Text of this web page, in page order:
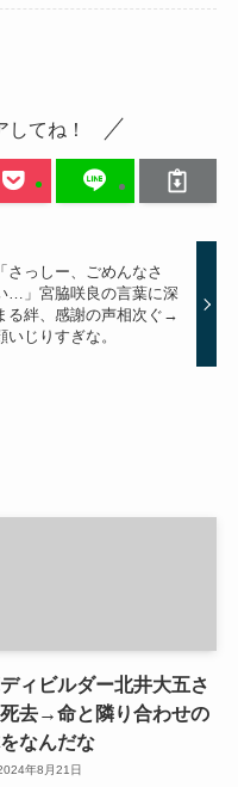
てね！
「さっしー、ごめんなさ
…」宮脇咲良の言葉に深
る絆、感謝の声相次ぐ→
いじりすぎな。
ィビルダー北井大五さ
去→命と隣り合わせの
なんだな
年8月21日